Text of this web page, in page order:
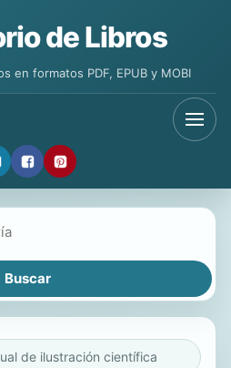
de Libros
en formatos PDF, EPUB y MOBI
de ilustración científica